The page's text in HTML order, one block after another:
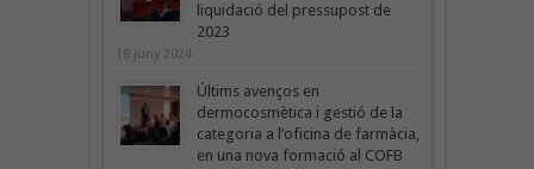
liquidació del pressupost de
2023
18 juny 2024
Últims avenços en
dermocosmètica i gestió de la
categoria a l’oficina de farmàcia,
en una nova formació al COFB